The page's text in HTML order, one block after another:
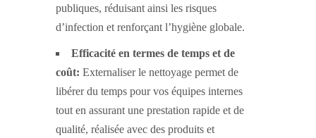
publiques, réduisant ainsi les risques
d’infection et renforçant l’hygiène globale.
Efficacité en termes de temps et de
coût: Externaliser le nettoyage permet de
libérer du temps pour vos équipes internes
tout en assurant une prestation rapide et de
qualité, réalisée avec des produits et